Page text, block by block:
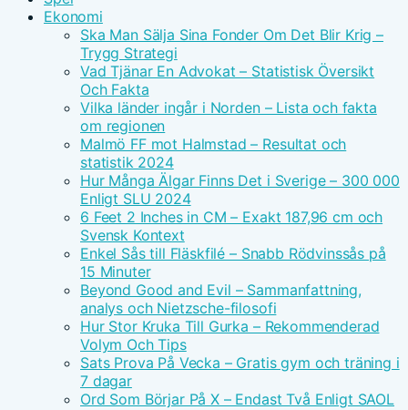
Ekonomi
Ska Man Sälja Sina Fonder Om Det Blir Krig –
Trygg Strategi
Vad Tjänar En Advokat – Statistisk Översikt
Och Fakta
Vilka länder ingår i Norden – Lista och fakta
om regionen
Malmö FF mot Halmstad – Resultat och
statistik 2024
Hur Många Älgar Finns Det i Sverige – 300 000
Enligt SLU 2024
6 Feet 2 Inches in CM – Exakt 187,96 cm och
Svensk Kontext
Enkel Sås till Fläskfilé – Snabb Rödvinssås på
15 Minuter
Beyond Good and Evil – Sammanfattning,
analys och Nietzsche-filosofi
Hur Stor Kruka Till Gurka – Rekommenderad
Volym Och Tips
Sats Prova På Vecka – Gratis gym och träning i
7 dagar
Ord Som Börjar På X – Endast Två Enligt SAOL